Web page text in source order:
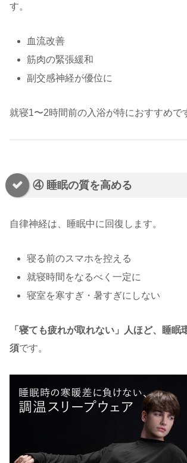
す。
血流改善
筋肉の緊張緩和
副交感神経が優位に
就寝1〜2時間前の入浴が特におすすめで
④ 睡眠の質を高める
自律神経は、睡眠中に回復します。
寝る前のスマホを控える
就寝時間をなるべく一定に
寝室を寒すぎ・暑すぎにしない
「寝ても疲れが取れない」人ほど、睡眠
須です。